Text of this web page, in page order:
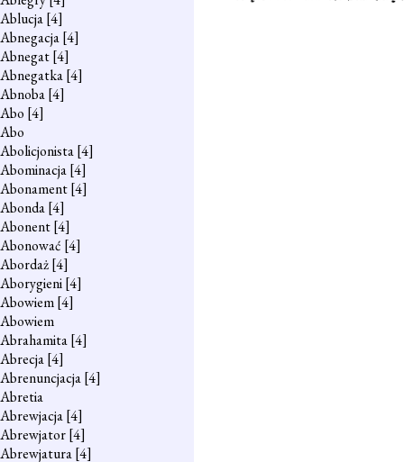
Ablucja[4]
Abnegacja[4]
Abnegat[4]
Abnegatka[4]
Abnoba[4]
Abo [4]
Abo
Abolicjonista[4]
Abominacja[4]
Abonament[4]
Abonda[4]
Abonent[4]
Abonować [4]
Abordaż[4]
Aborygieni[4]
Abowiem[4]
Abowiem
Abrahamita[4]
Abrecja[4]
Abrenuncjacja[4]
Abretia
Abrewjacja[4]
Abrewjator[4]
Abrewjatura[4]